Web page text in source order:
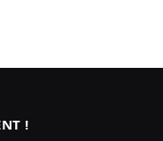
!